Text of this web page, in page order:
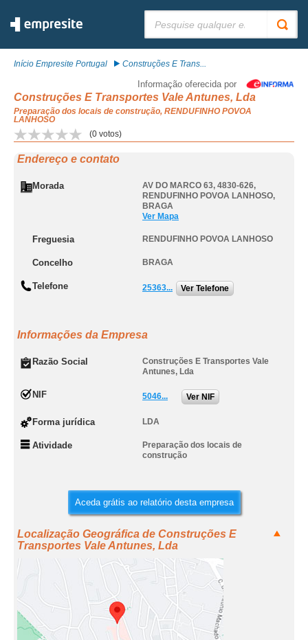
Início Empresite Portugal Construções E Trans...
Informação oferecida por
Construções E Transportes Vale Antunes, Lda
Preparação dos locais de construção, RENDUFINHO POVOA
LANHOSO
(0 votos)
Endereço e contato
Morada AV DO MARCO 63, 4830-626,
RENDUFINHO POVOA LANHOSO,
BRAGA
Ver Mapa
Freguesia RENDUFINHO POVOA LANHOSO
Concelho BRAGA
Telefone 25363... Ver Telefone
Informações da Empresa
Razão Social
Construções E Transportes Vale
Antunes, Lda
NIF 5046... Ver NIF
Forma jurídica LDA
Atividade
Preparação dos locais de
construção
Aceda grátis ao relatório desta empresa
Localização Geográfica de Construções E
Transportes Vale Antunes, Lda